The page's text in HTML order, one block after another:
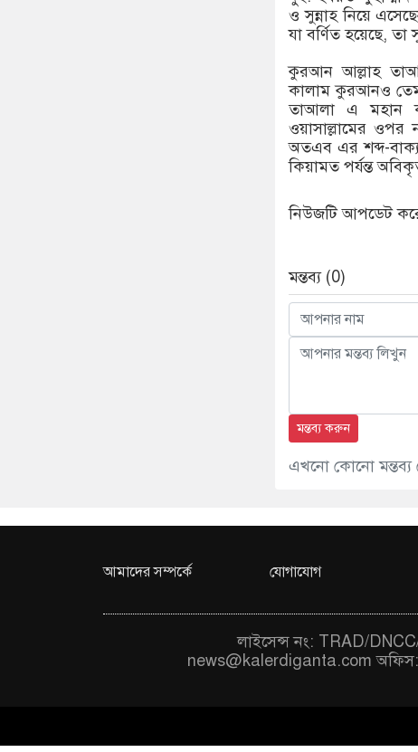
ও সুন্নাহ নিয়ে
যা বর্ণিত হয়েছে,
কুরআন আল্লাহ
কালাম কুরআনও
তাআলা এ মহান
ওয়াসাল্লামের ওপর
অতএব এর শব্দ-বাক্য
কিয়ামত পর্যন্ত
নিউজটি আপডেট
মন্তব্য (0)
মন্তব্য করুন
এখনো কোনো মন্তব্য
আমাদের সম্পর্কে যোগাযোগ
লাইসেন্স নং: TRAD/
news@kalerdiganta.com অফিস: